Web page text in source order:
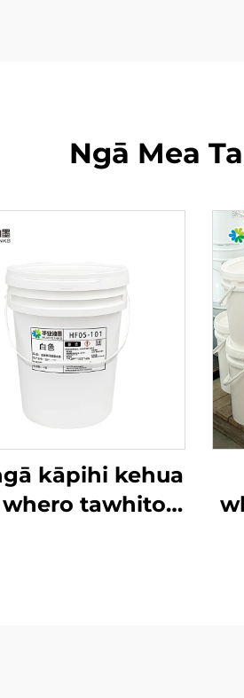
Ngā Mea
kāpihi kehua
tawhito,